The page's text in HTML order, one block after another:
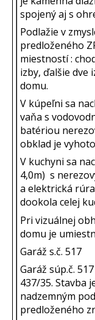
spojený aj s
Podlažie v
predloženého
miestností :
izby, ďalšie dve
domu.
V kúpeľni sa
vaňa s
batériou
obklad je
V kuchyni sa
4,0m) s
a elektrická
dookola celej
Pri vizuálnej
domu je
Garáž s.č. 517
Garáž súp.č.
437/35. Stavba
nadzemným
predloženého